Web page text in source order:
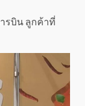
รบิน ลูกค้าที่